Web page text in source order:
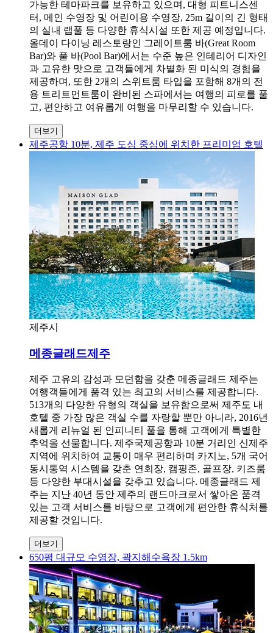
가능한 테마파크를 보유하고 있으며, 대형 피트니스센
터, 메인 수영장 및 어린이용 수영장, 25m 길이의 긴 형태
의 실내 랩풀 등 다양한 휴식시설 또한 제공 예정입니다.
올데이 다이닝 레스토랑인 그레이트룸 바(Great Room
Bar)와 풀 바(Pool Bar)에서는 수준 높은 인테리어 디자인
과 고유한 맛으로 고객들에게 차별화 된 미식의 경험을
제공하며, 또한 2개의 스위트룸 타입을 포함해 8개의 전
용 트리트먼트룸이 완비된 스파에서는 여행의 피로를 풀
고, 편안하고 여유롭게 여행을 마무리할 수 있습니다.
더보기
제주공항 10분, 제주 도심 중심에 위치한 프리미엄 호텔
제주시
메종글래드제주
제주 고유의 감성과 모던함을 갖춘 메종글래드 제주는
여행객들에게 품격 있는 최고의 서비스를 제공합니다.
513개의 다양한 유형의 객실을 보유함으로써 제주도 내
호텔 중 가장 많은 객실 수를 자랑할 뿐만 아니라, 2016년
새롭게 리뉴얼 된 인피니티 풀을 통해 고객에게 특별한
추억을 선물합니다. 제주국제공항과 10분 거리인 신제주
지역에 위치하여 교통이 매우 편리하며 카지노, 5개 국어
동시통역 시스템을 갖춘 연회장, 캠핑존, 골프장, 키즈룸
등 다양한 부대시설을 갖추고 있습니다. 메종글래드 제
주는 지난 40년 동안 제주의 랜드마크로서 쌓아온 품격
있는 고객 서비스를 바탕으로 고객에게 편안한 휴식처를
제공할 것입니다.
더보기
650평 대규모 수영장, 곽지해수욕장 1.5km